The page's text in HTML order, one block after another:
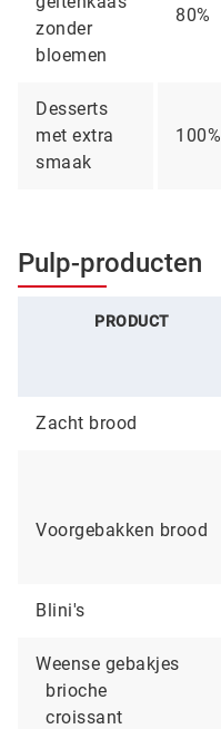
zonder
bloemen
80%
Desserts
met extra
smaak
100%
Pulp-producten
PRODUCT
Zacht brood
Voorgebakken brood
Blini's
Weense gebakjes
brioche
croissant